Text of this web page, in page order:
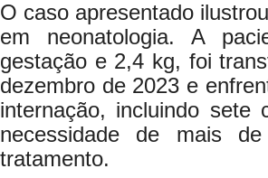
O caso apresentado
em neonatologia. A
gestação e 2,4 kg, foi
dezembro de 2023 e
internação, incluindo sete
necessidade de mais
tratamento.